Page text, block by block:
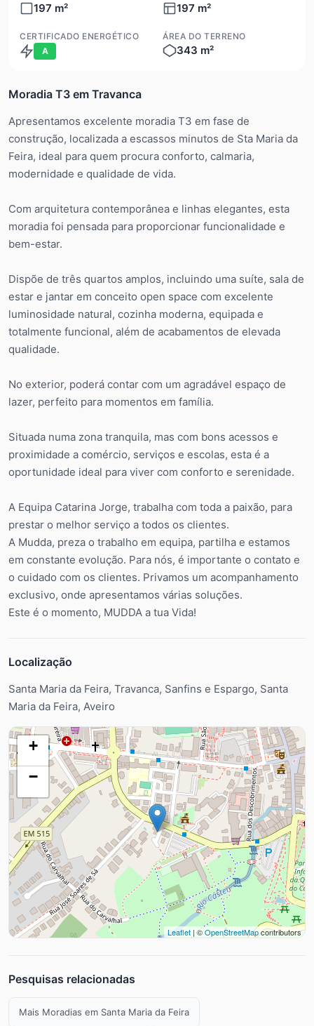
197 m² 197 m²
CERTIFICADO ENERGÉTICO
A
ÁREA DO TERRENO
343 m²
Moradia T3 em Travanca
Apresentamos excelente moradia T3 em fase de
construção, localizada a escassos minutos de Sta Maria da
Feira, ideal para quem procura conforto, calmaria,
modernidade e qualidade de vida.
Com arquitetura contemporânea e linhas elegantes, esta
moradia foi pensada para proporcionar funcionalidade e
bem-estar.
Dispõe de três quartos amplos, incluindo uma suíte, sala de
estar e jantar em conceito open space com excelente
luminosidade natural, cozinha moderna, equipada e
totalmente funcional, além de acabamentos de elevada
qualidade.
No exterior, poderá contar com um agradável espaço de
lazer, perfeito para momentos em família.
Situada numa zona tranquila, mas com bons acessos e
proximidade a comércio, serviços e escolas, esta é a
oportunidade ideal para viver com conforto e serenidade.
A Equipa Catarina Jorge, trabalha com toda a paixão, para
prestar o melhor serviço a todos os clientes.
A Mudda, preza o trabalho em equipa, partilha e estamos
em constante evolução. Para nós, é importante o contato e
o cuidado com os clientes. Privamos um acompanhamento
exclusivo, onde apresentamos várias soluções.
Este é o momento, MUDDA a tua Vida!
Localização
Santa Maria da Feira, Travanca, Sanfins e Espargo, Santa
Maria da Feira, Aveiro
+
−
Leaflet | ©OpenStreetMapcontributors
Pesquisas relacionadas
Mais Moradias em Santa Maria da Feira